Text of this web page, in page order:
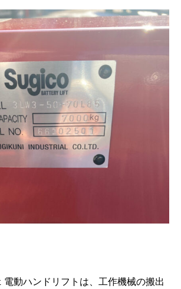
動ハンドリフトは、工作機械の搬出